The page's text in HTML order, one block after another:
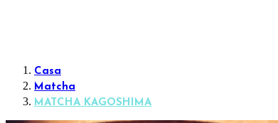
Casa
Matcha
MATCHA KAGOSHIMA